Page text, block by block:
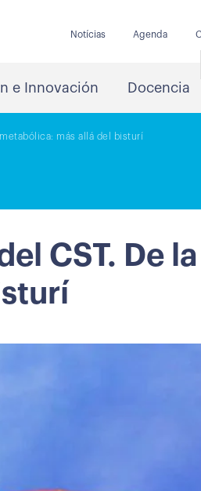
Notícias Agenda
e Innovación Docencia
más allá del bisturí
CST. De